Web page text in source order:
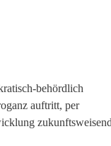
behördlich
auftritt, per